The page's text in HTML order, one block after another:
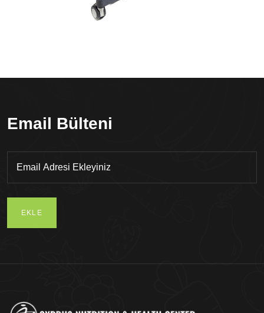
Email Bülteni
EKLE